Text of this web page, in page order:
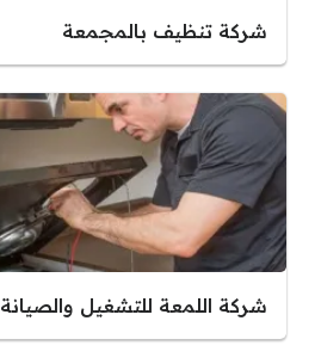
شركة تنظيف بالمجمعة
شركة اللمعة للتشغيل والصيانة